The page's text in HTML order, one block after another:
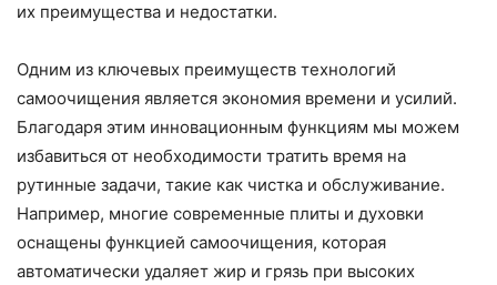
их преимущества и недостатки.
Одним из ключевых преимуществ технологий
самоочищения является экономия времени и усилий.
Благодаря этим инновационным функциям мы можем
избавиться от необходимости тратить время на
рутинные задачи, такие как чистка и обслуживание.
Например, многие современные плиты и духовки
оснащены функцией самоочищения, которая
автоматически удаляет жир и грязь при высоких